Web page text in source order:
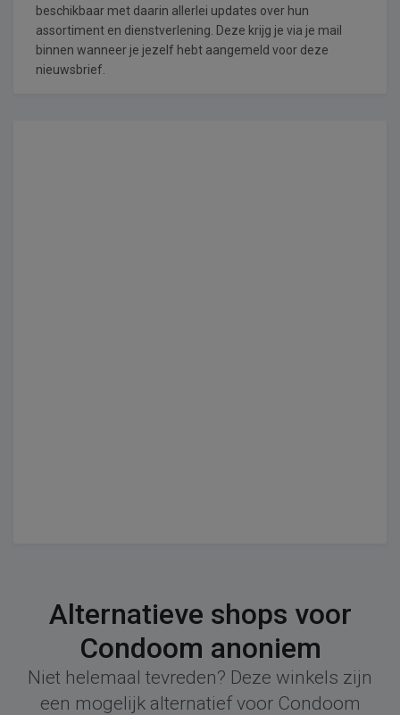
beschikbaar met daarin allerlei updates over hun
assortiment en dienstverlening. Deze krijg je via je mail
binnen wanneer je jezelf hebt aangemeld voor deze
nieuwsbrief.
Alternatieve shops voor
Condoom anoniem
Niet helemaal tevreden? Deze winkels zijn
een mogelijk alternatief voor Condoom